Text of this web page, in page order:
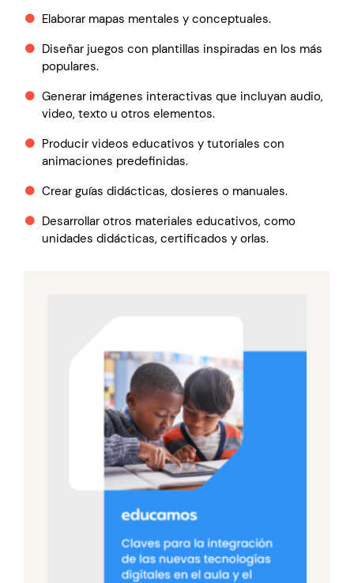
Elaborar mapas mentales y conceptuales.
Diseñar juegos con plantillas inspiradas en los más
populares.
Generar imágenes interactivas que incluyan audio,
video, texto u otros elementos.
Producir videos educativos y tutoriales con
animaciones predefinidas.
Crear guías didácticas, dosieres o manuales.
Desarrollar otros materiales educativos, como
unidades didácticas, certificados y orlas.